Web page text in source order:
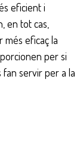
eficient i
en tot cas,
més eficaç la
per si
servir per a la